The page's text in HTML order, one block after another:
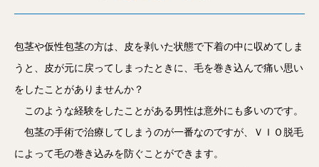
包茎や仮性包茎の方は、皮を剥いた状態で下着の中に収めてしま
うと、皮が元に戻ってしまったときに、毛を巻き込んで痛い思い
をしたことがありませんか？
このような経験をしたことがある男性は意外にも多いのです。
包茎の手術で治療してしまうのが一番なのですが、ＶＩＯ脱毛
によって毛の巻き込みを防ぐことができます。